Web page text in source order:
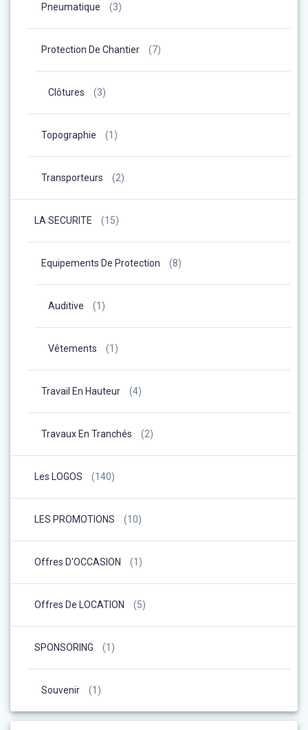
Pneumatique (3)
Protection De Chantier (7)
Clôtures (3)
Topographie (1)
Transporteurs (2)
LA SECURITE (15)
Equipements De Protection (8)
Auditive (1)
Vêtements (1)
Travail En Hauteur (4)
Travaux En Tranchés (2)
Les LOGOS (140)
LES PROMOTIONS (10)
Offres D'OCCASION (1)
Offres De LOCATION (5)
SPONSORING (1)
Souvenir (1)